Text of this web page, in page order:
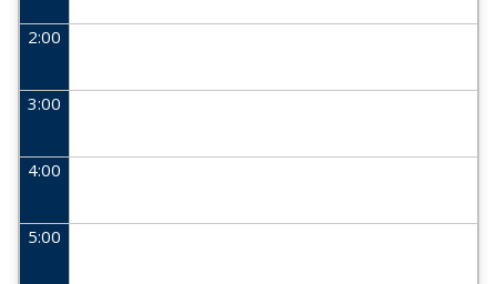
2:00
3:00
4:00
5:00